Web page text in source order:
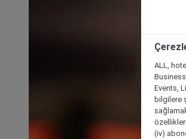
ALL,
Events,
bilgilere
(iv)